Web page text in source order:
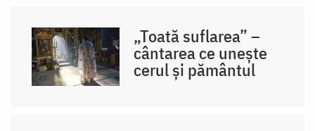
„Toată suflarea” –
cântarea ce unește
cerul și pământul